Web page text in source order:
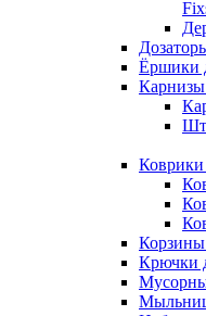
Ёршики
Коврики
Корзины
Крючки